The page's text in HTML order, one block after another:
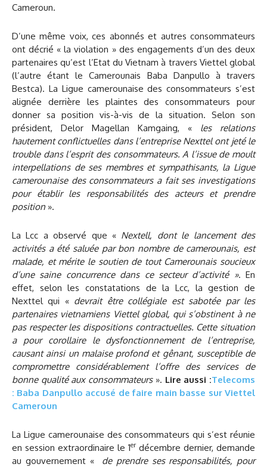
D’une même voix, ces abonnés et autres consommateurs
ont décrié « la violation » des engagements d’un des deux
partenaires qu’est l’Etat du Vietnam à travers Viettel global
(l’autre étant le Camerounais Baba Danpullo à travers
Bestca). La Ligue camerounaise des consommateurs s’est
alignée derrière les plaintes des consommateurs pour
donner sa position vis-à-vis de la situation. Selon son
président, Delor Magellan Kamgaing, « les relations
hautement conflictuelles dans l’entreprise Nexttel ont jeté le
trouble dans l’esprit des consommateurs. A l’issue de moult
interpellations de ses membres et sympathisants, la Ligue
camerounaise des consommateurs a fait ses investigations
pour établir les responsabilités des acteurs et prendre
position ».
La Lcc a observé que « Nextell, dont le lancement des
activités a été saluée par bon nombre de camerounais, est
malade, et mérite le soutien de tout Camerounais soucieux
d’une saine concurrence dans ce secteur d’activité ». En
effet, selon les constatations de la Lcc, la gestion de
Nexttel qui « devrait être collégiale est sabotée par les
partenaires vietnamiens Viettel global, qui s’obstinent à ne
pas respecter les dispositions contractuelles. Cette situation
a pour corollaire le dysfonctionnement de l’entreprise,
causant ainsi un malaise profond et gênant, susceptible de
compromettre considérablement l’offre des services de
bonne qualité aux consommateurs». Lire aussi :Telecoms
: Baba Danpullo accusé de faire main basse sur Viettel
Cameroun
La Ligue camerounaise des consommateurs qui s’est réunie
en session extraordinaire le 1erdécembre dernier, demande
au gouvernement « de prendre ses responsabilités, pour